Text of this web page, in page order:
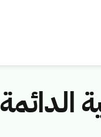
للجنة العربية الدائمة